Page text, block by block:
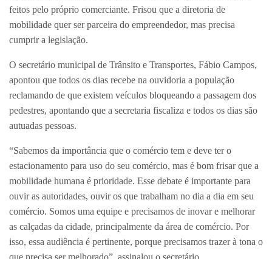
feitos pelo próprio comerciante. Frisou que a diretoria de
mobilidade quer ser parceira do empreendedor, mas precisa
cumprir a legislação.
O secretário municipal de Trânsito e Transportes, Fábio Campos,
apontou que todos os dias recebe na ouvidoria a população
reclamando de que existem veículos bloqueando a passagem dos
pedestres, apontando que a secretaria fiscaliza e todos os dias são
autuadas pessoas.
“Sabemos da importância que o comércio tem e deve ter o
estacionamento para uso do seu comércio, mas é bom frisar que a
mobilidade humana é prioridade. Esse debate é importante para
ouvir as autoridades, ouvir os que trabalham no dia a dia em seu
comércio. Somos uma equipe e precisamos de inovar e melhorar
as calçadas da cidade, principalmente da área de comércio. Por
isso, essa audiência é pertinente, porque precisamos trazer à tona o